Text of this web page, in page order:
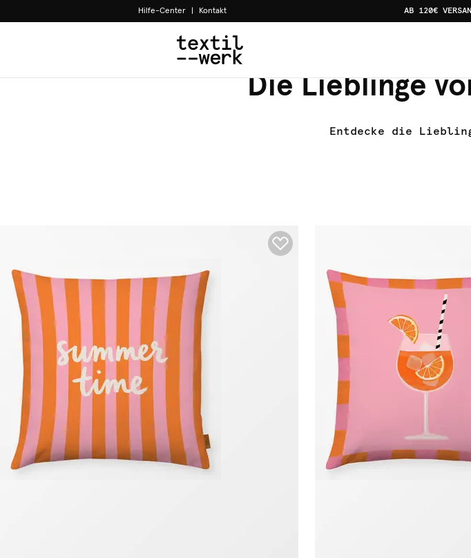
Hilfe-Center Kontakt AB 120€
Die Lieblinge
Entdecke die